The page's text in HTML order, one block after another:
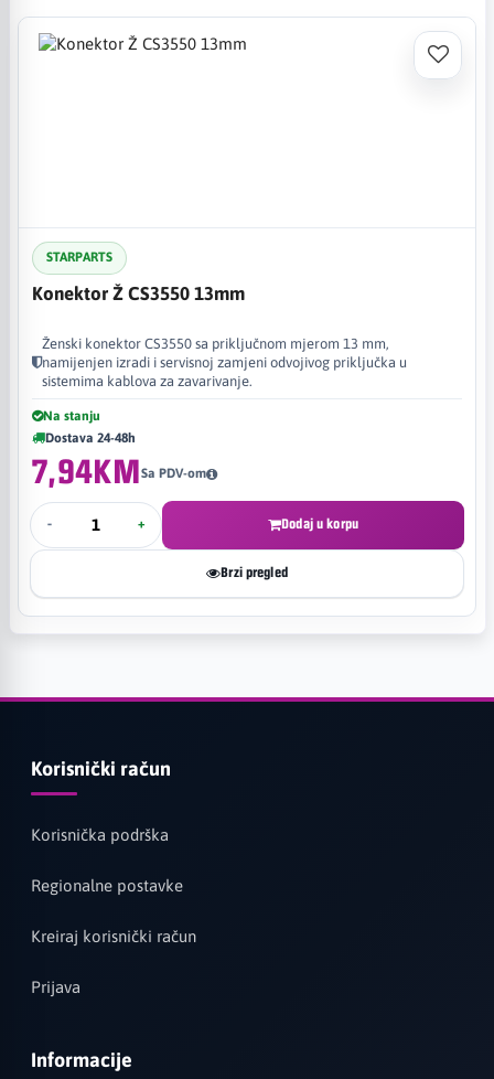
STARPARTS
Konektor Ž CS3550 13mm
Ženski konektor CS3550 sa priključnom mjerom 13 mm,
namijenjen izradi i servisnoj zamjeni odvojivog priključka u
sistemima kablova za zavarivanje.
Na stanju
Dostava 24-48h
7,94KMSa PDV-om
- + Dodaj u korpu
Brzi pregled
Korisnički račun
Korisnička podrška
Regionalne postavke
Kreiraj korisnički račun
Prijava
Informacije